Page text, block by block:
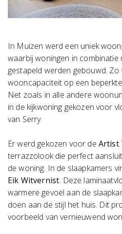
In Muizen werd een uniek
waarbij woningen in
gestapeld werden gebouwd.
wooncapaciteit op een
Net zoals in alle andere
in de kijkwoning gekozen voor
van Serry.
Er werd gekozen voor de Artist
terrazzolook die perfect
de woning. In de slaapkamers
Eik Witvernist. Deze
warmere gevoel aan de
doen aan de stijl het huis. Dit
voorbeeld van vernieuwend